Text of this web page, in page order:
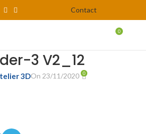
Contact
0
3 V2_12
3DOn 23/11/2020 0